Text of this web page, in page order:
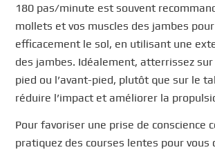
180 pas/minute est souvent
mollets et vos muscles des jambes
efficacement le sol, en utilisant une
des jambes. Idéalement, atterrissez
pied ou l’avant-pied, plutôt que sur le
réduire l’impact et améliorer la
Pour favoriser une prise de conscience
pratiquez des courses lentes pour vous